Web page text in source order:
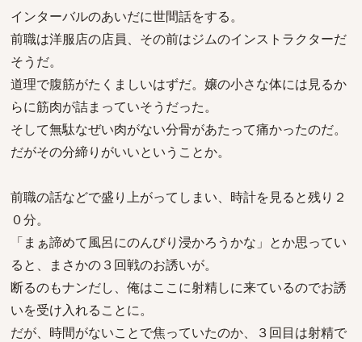
インターバルのあいだに世間話をする。
前職は洋服店の店員、その前はジムのインストラクターだ
そうだ。
道理で腹筋がたくましいはずだ。嬢の小さな体には見るか
らに筋肉が詰まっていそうだった。
そして無駄なぜい肉がない分骨があたって痛かったのだ。
だがその分締りがいいということか。
前職の話などで盛り上がってしまい、時計を見ると残り２
０分。
「まぁ諦めて風呂にのんびり浸かろうかな」とか思ってい
ると、まさかの３回戦のお誘いが。
断るのもナンだし、俺はここに射精しに来ているのでお誘
いを受け入れることに。
だが、時間がないことで焦っていたのか、３回目は射精で